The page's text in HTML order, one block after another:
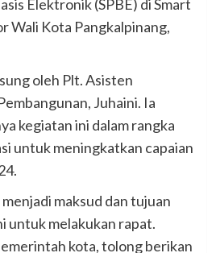
Elektronik (SPBE) di Smart
Wali Kota Pangkalpinang,
oleh Plt. Asisten
Juhaini. Ia
kegiatan ini dalam rangka
untuk meningkatkan capaian
maksud dan tujuan
untuk melakukan rapat.
kota, tolong berikan